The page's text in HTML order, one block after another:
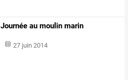
Journée au moulin marin
27 juin 2014